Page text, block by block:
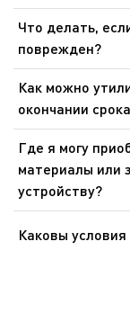
После
прибора в
электрическая
подключив к ней
заработал, не
авторизованный
Что делать,
поврежден?
Не пользуйтесь
замените
Как можно
окончании
В Вашем
которые могут
переработке.
отходов.
Где я могу
материалы или
устройству?
Пожалуйста,
сайта, чтобы
Каковы